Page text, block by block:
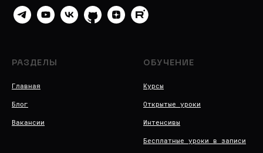
РАЗДЕЛЫ
Главная
Блог
Вакансии
ОБУЧЕНИЕ
Курсы
Открытые уроки
Интенсивы
Бесплатные уроки в записи